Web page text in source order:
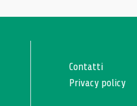
Contatti
Privacy policy